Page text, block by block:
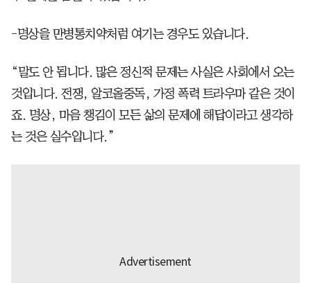
-명상을 만병통치약처럼 여기는 경우도 있습니다.
“말도 안 됩니다. 많은 정신적 문제는 사실은 사회에서 오는
것입니다. 전쟁, 알코올중독, 가정 폭력 트라우마 같은 것이
죠. 명상, 마음 챙김이 모든 삶의 문제에 해답이라고 생각하
는 것은 실수입니다.”